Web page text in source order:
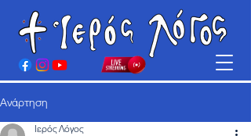
Ανάρτηση
Ιερός Λόγος